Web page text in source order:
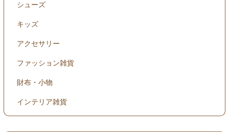
シューズ
キッズ
アクセサリー
ファッション雑貨
財布・小物
インテリア雑貨